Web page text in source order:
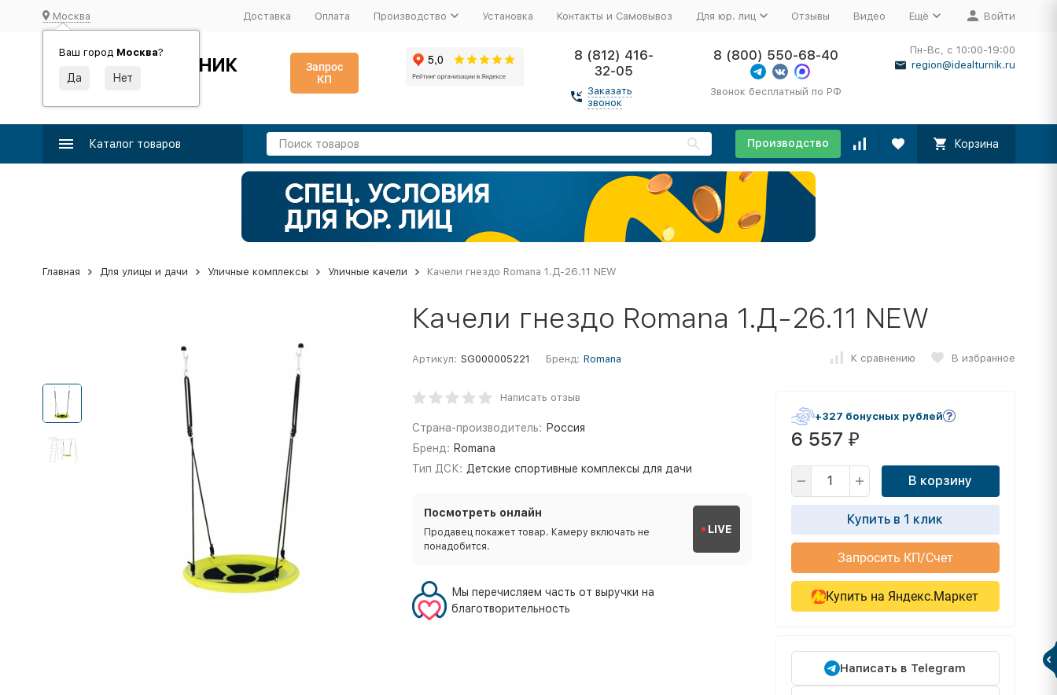
Москва
Ваш город Москва?
Доставка Оплата Производство Установка Контакты и Самовывоз Для юр. лиц Отзывы Видео Ещё Войти
ИДЕАЛЬНЫЙ ТУРНИК
Производство и поставка спортивного оборудования
Запрос
КП
8 (812) 416-
32-05
Заказать
звонок
8 (800) 550-68-40
Звонок бесплатный по РФ
Пн-Вс, с 10:00-19:00
region@idealturnik.ru
Каталог товаров Производство Корзина
Главная Для улицы и дачи Уличные комплексы Уличные качели Качели гнездо Romana 1.Д-26.11 NEW
Качели гнездо Romana 1.Д-26.11 NEW
Артикул: SG000005221 Бренд: Romana К сравнению В избранное
Написать отзыв
Страна-производитель: Россия
Бренд: Romana
Тип ДСК: Детские спортивные комплексы для дачи
Посмотреть онлайн
Продавец покажет товар. Камеру включать не
понадобится.
LIVE
Мы перечисляем часть от выручки на
благотворительность
+327 бонусных рублей
6 557 ₽
В корзину
Купить в 1 клик
Запросить КП/Счет
Купить на Яндекс.Маркет
Написать в Telegram